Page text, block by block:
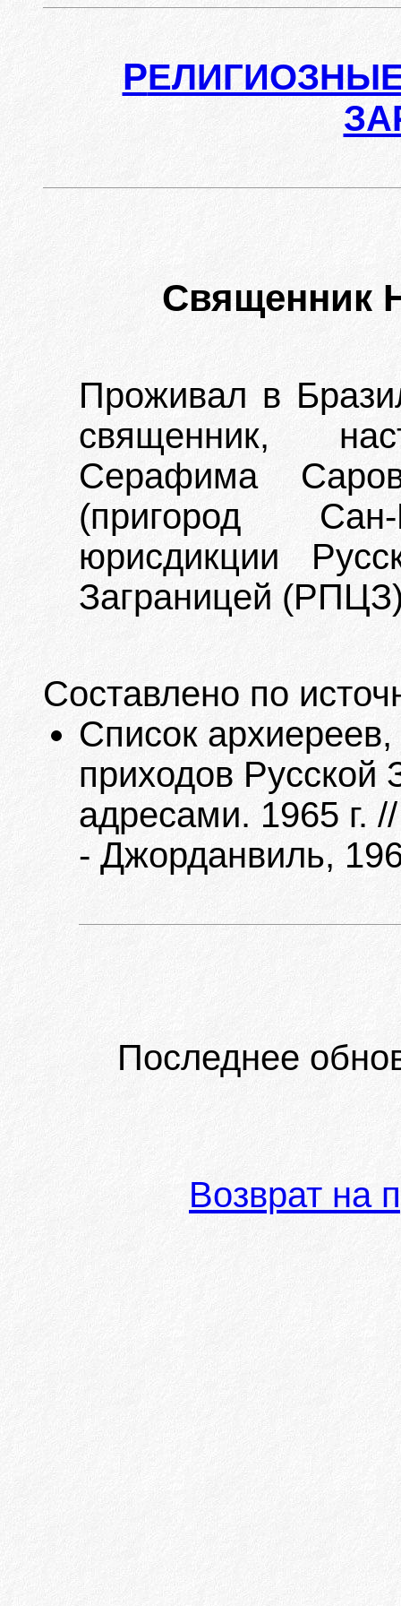
Р
Священник
Проживал в
священник,
Серафима
(пригород
юрисдикции
Заграницей
Составлено по
Список
приходов Русской
адресами. 1965 г.
- Джорданвиль,
Последнее
Возврат на